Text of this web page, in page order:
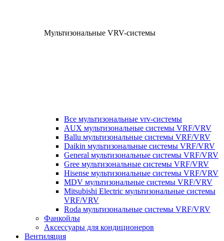
Мультизональные VRV-системы
Все мультизональные vrv-системы
AUX мультизональные системы VRF/VRV
Ballu мультизональные системы VRF/VRV
Daikin мультизональные системы VRF/VRV
General мультизональные системы VRF/VRV
Gree мультизональные системы VRF/VRV
Hisense мультизональные системы VRF/VRV
MDV мультизональные системы VRF/VRV
Mitsubishi Electric мультизональные системы
VRF/VRV
Roda мультизональные системы VRF/VRV
Фанкойлы
Аксессуары для кондиционеров
Вентиляция